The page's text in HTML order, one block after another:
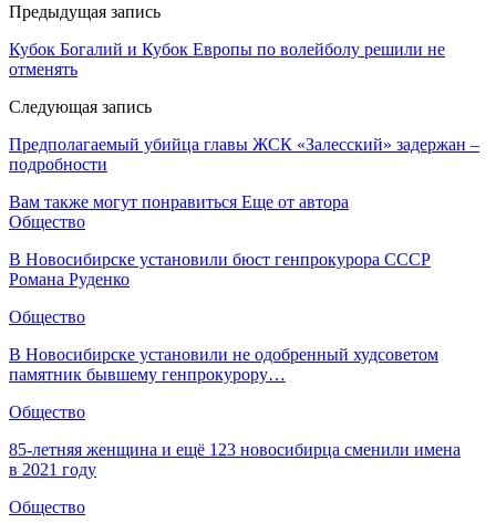
Предыдущая запись
Кубок Богалий и Кубок Европы по волейболу решили не
отменять
Следующая запись
Предполагаемый убийца главы ЖСК «Залесский» задержан –
подробности
Вам также могут понравиться Еще от автора
Общество
В Новосибирске установили бюст генпрокурора СССР
Романа Руденко
Общество
В Новосибирске установили не одобренный худсоветом
памятник бывшему генпрокурору…
Общество
85-летняя женщина и ещё 123 новосибирца сменили имена
в 2021 году
Общество